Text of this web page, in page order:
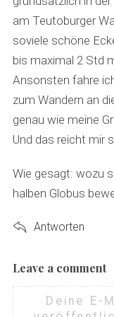
am Teutoburger
soviele schöne
bis maximal 2 Std
Ansonsten fahre
zum Wandern an
genau wie meine
Und das reicht mir
Wie gesagt: wozu
halben Globus
Antworten
L
e
a
Leave a comment
Deine E-